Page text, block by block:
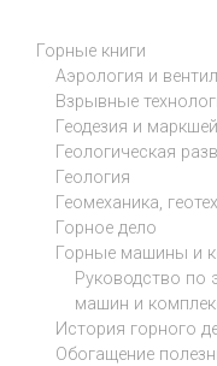
Горные книги
Аэрология и
Взрывные
Геодезия и
Геологическая
Геология
Геомеханика,
Горное дело
Горные машины и
Руководство по
машин и
История горного
Обогащение